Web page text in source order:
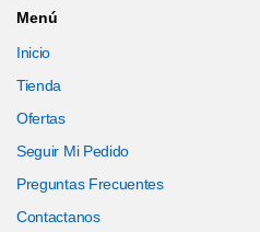
Menú
Inicio
Tienda
Ofertas
Seguir Mi Pedido
Preguntas Frecuentes
Contactanos